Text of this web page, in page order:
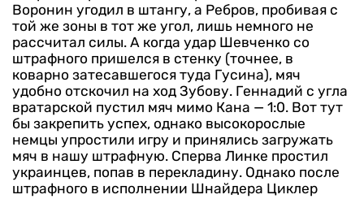
Воронин угодил в штангу, а Ребров, пробивая с
той же зоны в тот же угол, лишь немного не
рассчитал силы. А когда удар Шевченко со
штрафного пришелся в стенку (точнее, в
коварно затесавшегося туда Гусина), мяч
удобно отскочил на ход Зубову. Геннадий с угла
вратарской пустил мяч мимо Кана — 1:0. Вот тут
бы закрепить успех, однако высокорослые
немцы упростили игру и принялись загружать
мяч в нашу штрафную. Сперва Линке простил
украинцев, попав в перекладину. Однако после
штрафного в исполнении Шнайдера Циклер